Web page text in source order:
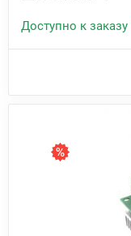
Доступно к заказу